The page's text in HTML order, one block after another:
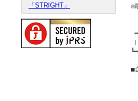
◎
■
「STRIGHT」